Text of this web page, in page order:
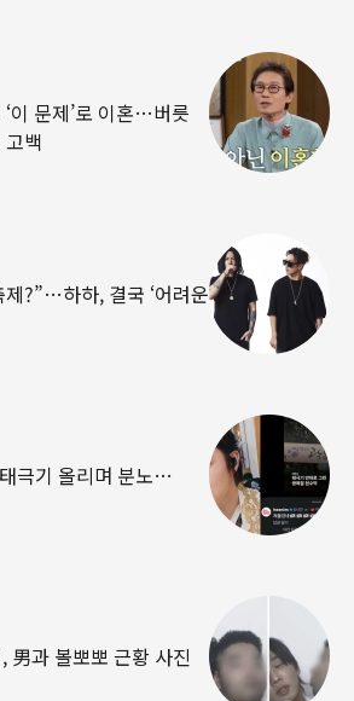
이 문제’로 이혼…버릇
백
?”…하하, 결국 ‘어려운
극기 올리며 분노…
과 볼뽀뽀 근황 사진